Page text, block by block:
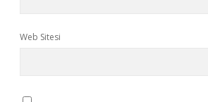
Web Sitesi